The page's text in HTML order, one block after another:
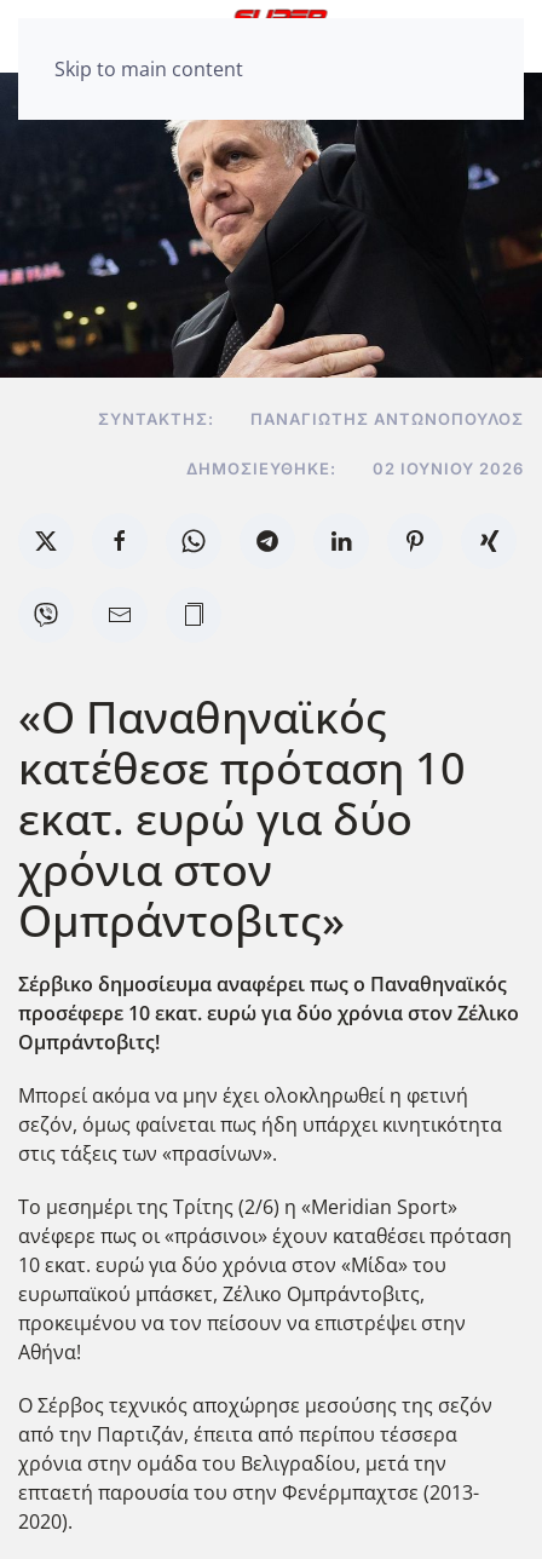
Skip to main content
ΣΥΝΤΆΚΤΗΣ: ΠΑΝΑΓΙΏΤΗΣ ΑΝΤΩΝΌΠΟΥΛΟΣ
ΔΗΜΟΣΙΕΎΘΗΚΕ: 02 ΙΟΥΝΊΟΥ 2026
«Ο Παναθηναϊκός
κατέθεσε πρόταση 10
εκατ. ευρώ για δύο
χρόνια στον
Ομπράντοβιτς»
Σέρβικο δημοσίευμα αναφέρει πως ο Παναθηναϊκός
προσέφερε 10 εκατ. ευρώ για δύο χρόνια στον Ζέλικο
Ομπράντοβιτς!
Μπορεί ακόμα να μην έχει ολοκληρωθεί η φετινή
σεζόν, όμως φαίνεται πως ήδη υπάρχει κινητικότητα
στις τάξεις των «πρασίνων».
Το μεσημέρι της Τρίτης (2/6) η «Meridian Sport»
ανέφερε πως οι «πράσινοι» έχουν καταθέσει πρόταση
10 εκατ. ευρώ για δύο χρόνια στον «Μίδα» του
ευρωπαϊκού μπάσκετ, Ζέλικο Ομπράντοβιτς,
προκειμένου να τον πείσουν να επιστρέψει στην
Αθήνα!
Ο Σέρβος τεχνικός αποχώρησε μεσούσης της σεζόν
από την Παρτιζάν, έπειτα από περίπου τέσσερα
χρόνια στην ομάδα του Βελιγραδίου, μετά την
επταετή παρουσία του στην Φενέρμπαχτσε (2013-
2020).